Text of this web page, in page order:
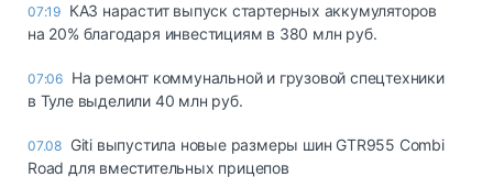
07:19 КАЗ нарастит выпуск стартерных аккумуляторов
на 20% благодаря инвестициям в 380 млн руб.
07:06 На ремонт коммунальной и грузовой спецтехники
в Туле выделили 40 млн руб.
07.08 Giti выпустила новые размеры шин GTR955 Combi
Road для вместительных прицепов